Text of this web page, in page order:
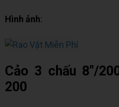
Hình ảnh:
Cảo 3 chấu 8"/
200